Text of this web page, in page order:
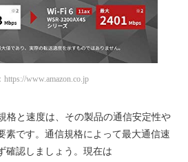
https://www.amazon.co.jp
格と速度は、その製品の通信安定性や
素です。通信規格によって最大通信速
確認しましょう。現在は